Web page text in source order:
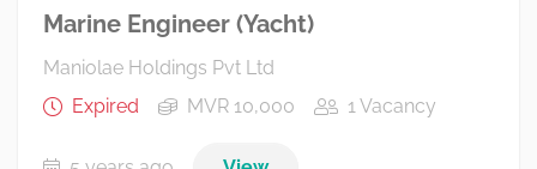
Marine Engineer (Yacht)
Maniolae Holdings Pvt Ltd
Expired
MVR 10,000 1 Vacancy